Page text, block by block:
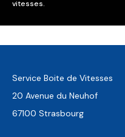
vitesses.
Service Boite de Vitesses
20 Avenue du Neuhof
67100 Strasbourg